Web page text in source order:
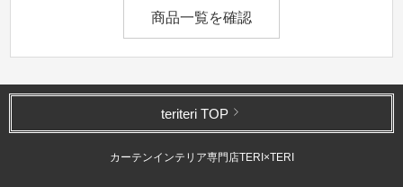
商品一覧を確認
teriteri TOP
カーテンインテリア専門店TERI×TERI